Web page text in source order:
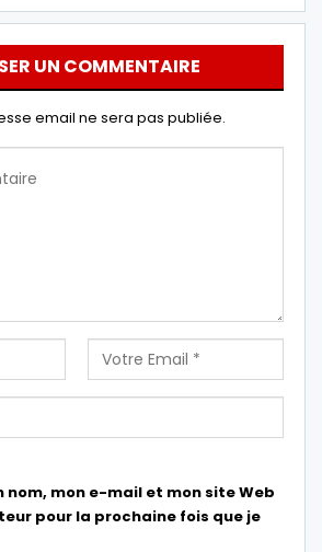
UN COMMENTAIRE
email ne sera pas publiée.
nom, mon e-mail et mon site Web
pour la prochaine fois que je